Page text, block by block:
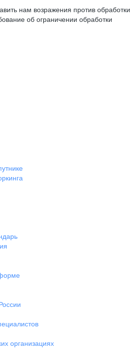
нам возражения против обработки
об ограничении обработки
организациях